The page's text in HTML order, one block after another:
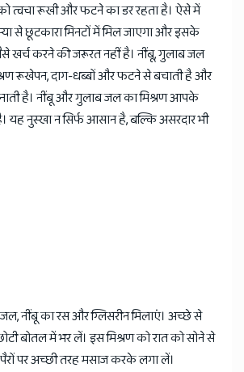
को त्वचा रूखी और फटने का डर रहता है। ऐसे में
से छूटकारा मिनटों में मिल जाएगा और इसके
खर्च करने की जरूरत नहीं है। नींबू, गुलाब जल
रूखेपन, दाग-धब्बों और फटने से बचाती है और
है। नींबू और गुलाब जल का मिश्रण आपके
यह नुस्खा न सिर्फ आसान है, बल्कि असरदार भी
नींबू का रस और ग्लिसरीन मिलाएं। अच्छे से
बोतल में भर लें। इस मिश्रण को रात को सोने से
पर अच्छी तरह मसाज करके लगा लें।